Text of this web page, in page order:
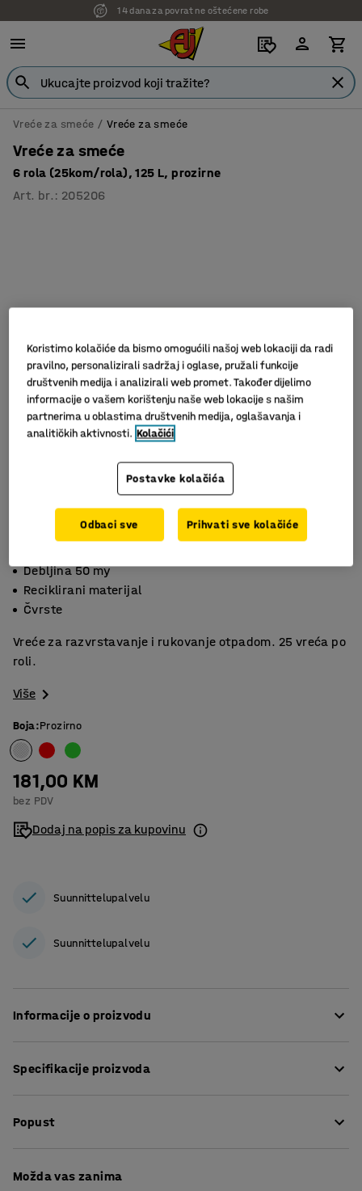
14 dana za povrat ne oštećene robe
Vreće za smeće Vreće za smeće
Vreće za smeće
6 rola (25kom/rola), 125 L, prozirne
Art. br. : 205206
Slični proizvodi
Debljina 50 my
Reciklirani materijal
Čvrste
Vreće za razvrstavanje i rukovanje otpadom. 25 vreća po
roli.
Više
Boja:Prozirno
181,00 KM
bez PDV
Dodaj na popis za kupovinu
Suunnittelupalvelu
Suunnittelupalvelu
Informacije o proizvodu
rukovanje različitom vrstom otpada. Vreće su izrađene
različitim bojama kako bi olakšali učinkovitije
Specifikacije proizvoda
Širina:
Boja: Prozirno
Popust
Možda vas zanima
Koristimo kolačiće da bismo omogućili našoj web lokaciji da radi
pravilno, personalizirali sadržaj i oglase, pružali funkcije
društvenih medija i analizirali web promet. Također dijelimo
informacije o vašem korištenju naše web lokacije s našim
partnerima u oblastima društvenih medija, oglašavanja i
analitičkih aktivnosti. Kolačići
Postavke kolačića
Odbaci sve Prihvati sve kolačiće